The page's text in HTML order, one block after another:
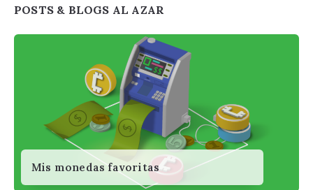
Widgets
POSTS & BLOGS AL AZAR
Mis monedas favoritas